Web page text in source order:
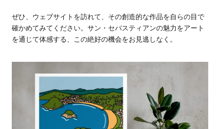
ぜひ、ウェブサイトを訪れて、その創造的な作品を自らの目で
確かめてみてください。サン・セバスティアンの魅力をアート
を通じて体感する、この絶好の機会をお見逃しなく。